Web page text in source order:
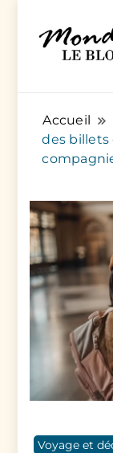
Monde
Accueil
des billets
Voyage et